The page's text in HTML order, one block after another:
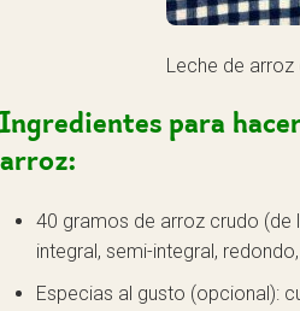
Leche de
Ingredientes para
arroz:
40 gramos de arroz crudo (de
integral, semi-integral,
Especias al gusto (opcional):